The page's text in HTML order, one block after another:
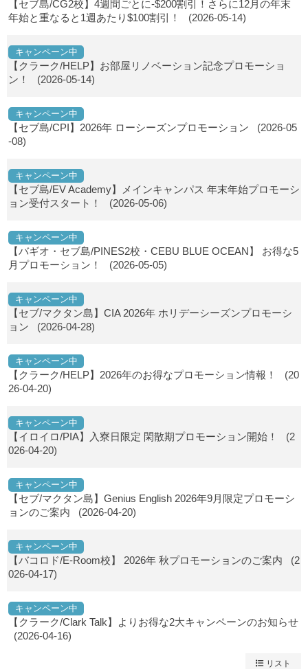
【セブ島/CG2校】4週間ごとに-$200割引！さらに12月の年末
年始と重なると1週あたり$100割引！
(2026-05-14)
キャンペーン中
【クラーク/HELP】お部屋リノベーション記念プロモーショ
ン！
(2026-05-14)
キャンペーン中
【セブ島/CPI】2026年 ローシーズンプロモーション (2026-05
-08)
キャンペーン中
【セブ島/EV Academy】メインキャンパス 年末年始プロモーシ
ョン受付スタート！
(2026-05-06)
キャンペーン中
【バギオ・セブ島/PINES2校・CEBU BLUE OCEAN】 お得な5
月プロモーション！
(2026-05-05)
キャンペーン中
【セブ/マクタン島】CIA 2026年 ホリデーシーズンプロモーシ
ョン
(2026-04-28)
キャンペーン中
【クラーク/HELP】2026年のお得なプロモーション情報！
(20
26-04-20)
キャンペーン中
【イロイロ/PIA】入寮日限定 閑散期プロモーション開始！
(2
026-04-20)
キャンペーン中
【セブ/マクタン島】Genius English 2026年9月限定プロモーシ
ョンのご案内 (2026-04-20)
キャンペーン中
【バコロド/E-Room校】 2026年 秋プロモーションのご案内 (2
026-04-17)
キャンペーン中
【クラーク/Clark Talk】よりお得な2大キャンペーンのお知らせ
(2026-04-16)
リスト